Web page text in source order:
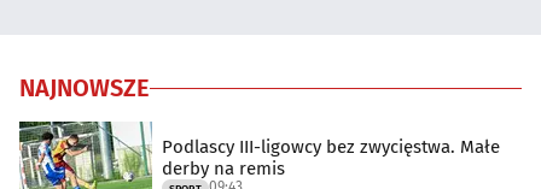
NAJNOWSZE
Podlascy III-ligowcy bez zwycięstwa. Małe
derby na remis